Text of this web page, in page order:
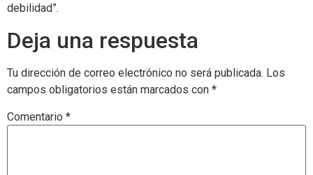
debilidad”.
Deja una respuesta
Tu dirección de correo electrónico no será publicada. Los
campos obligatorios están marcados con *
Comentario *